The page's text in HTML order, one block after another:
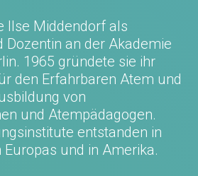
Ilse Middendorf als
Dozentin an der Akademie
1965 gründete sie ihr
den Erfahrbaren Atem und
von
und Atempädagogen.
entstanden in
und in Amerika.